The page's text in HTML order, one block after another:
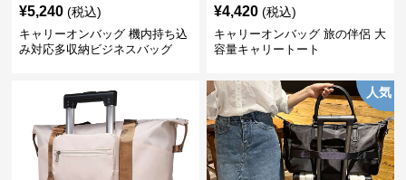
¥5,240 (税込)
キャリーオンバッグ 機内持ち込
み対応多収納ビジネスバッグ
¥4,420 (税込)
キャリーオンバッグ 旅の伴侶 大
容量キャリートート
人気